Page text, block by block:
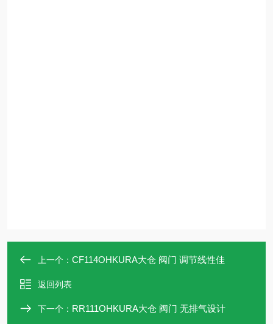
上一个： CF114OHKURA大仓 阀门 调节线性佳
返回列表
下一个： RR111OHKURA大仓 阀门 无排气设计